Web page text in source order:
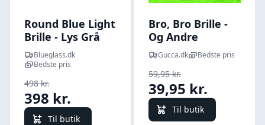
Round Blue Light
Brille - Lys Grå
Transparent -
Normal
Blueglass.dk
Bedste pris
498 kr.
398 kr.
Til butik
Bro, Bro Brille -
Og Andre
Børnesange -
Bente Bech - Bog
Gucca.dk Bedste pris
59,95 kr.
39,95 kr.
Til butik